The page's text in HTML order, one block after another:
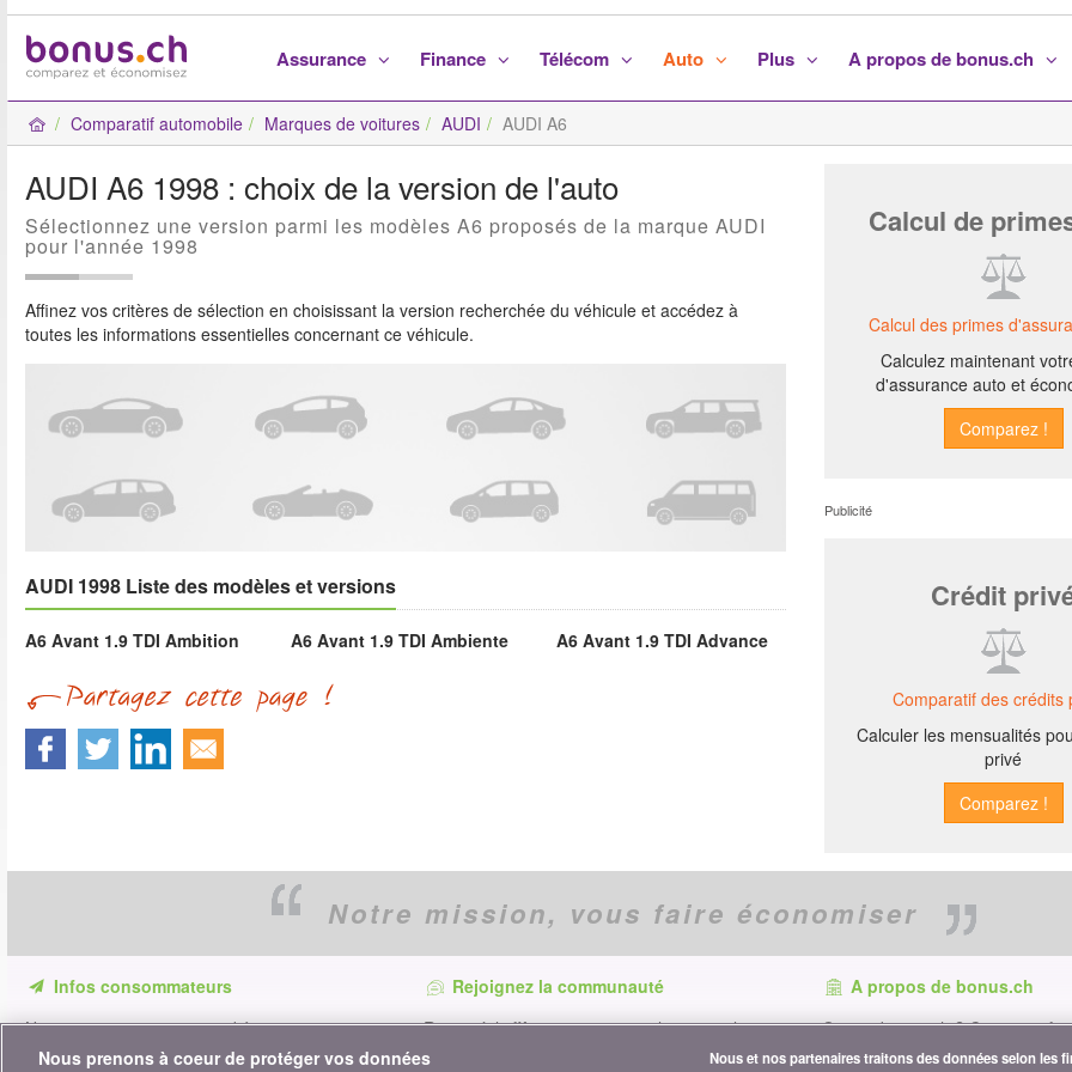
Assurance Finance Télécom Auto Plus A propos de bonus.ch
Comparatif automobile Marques de voitures AUDI AUDI A6
AUDI A6 1998 : choix de la version de l'auto
Sélectionnez une version parmi les modèles A6 proposés de la marque AUDI
pour l'année 1998
Affinez vos critères de sélection en choisissant la version recherchée du véhicule et accédez à
toutes les informations essentielles concernant ce véhicule.
AUDI 1998 Liste des modèles et versions
A6 Avant 1.9 TDI Ambition A6 Avant 1.9 TDI Ambiente A6 Avant 1.9 TDI Advance
Calcul de
Calcul des primes
Calculez maintenant
d'assurance auto et
Publicité
Crédit
Comparatif des crédits
Calculer les mensualités
privé
Notre mission, vous faire économiser
Infos consommateurs
Ne ratez aucune occasion d'économiser.
Recevez nos comparatifs, conseils et astuces
Rejoignez la communauté
Restez à l'affût, retrouvez tous les conseils et
astuces pour économiser sur :
A propos de bonus.ch
Qui est bonus.ch ? Comment
comparatifs ? Demande de
Nous prenons à coeur de protéger vos données Nous et nos partenaires traitons des données selon les